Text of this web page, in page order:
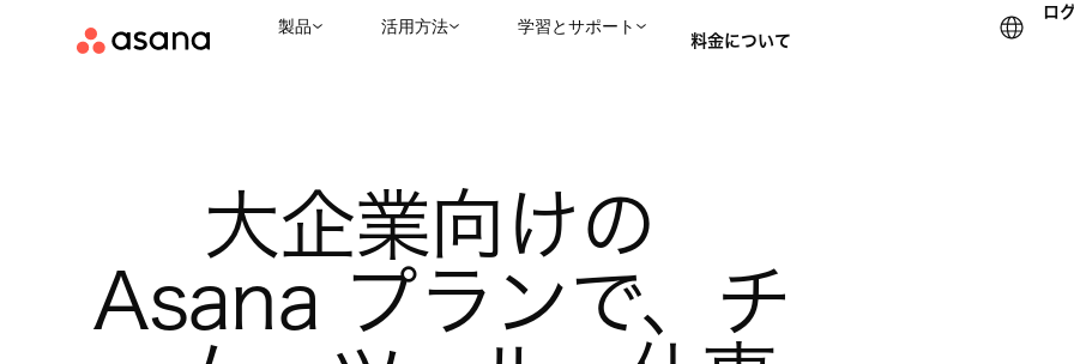
製品 活用方法 学習とサポート
料金について
ロ
大企業向けの
Asana プランで、チ